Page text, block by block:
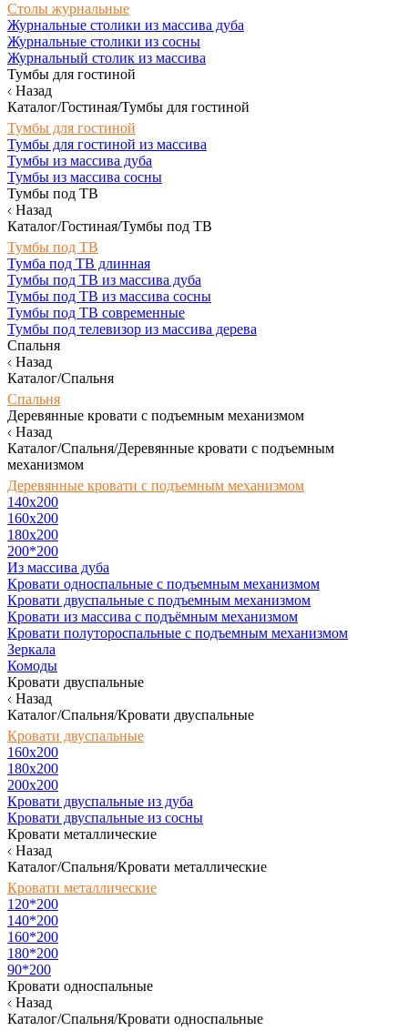
Столы журнальные
Журнальные столики из массива дуба
Журнальные столики из сосны
Журнальный столик из массива
Тумбы для гостиной
Назад
Каталог/Гостиная/Тумбы для гостиной
Тумбы для гостиной
Тумбы для гостиной из массива
Тумбы из массива дуба
Тумбы из массива сосны
Тумбы под ТВ
Назад
Каталог/Гостиная/Тумбы под ТВ
Тумбы под ТВ
Тумба под ТВ длинная
Тумбы под ТВ из массива дуба
Тумбы под ТВ из массива сосны
Тумбы под ТВ современные
Тумбы под телевизор из массива дерева
Спальня
Назад
Каталог/Спальня
Спальня
Деревянные кровати с подъемным механизмом
Назад
Каталог/Спальня/Деревянные кровати с подъемным
механизмом
Деревянные кровати с подъемным механизмом
140x200
160х200
180х200
200*200
Из массива дуба
Кровати односпальные с подъемным механизмом
Кровати двуспальные с подъемным механизмом
Кровати из массива с подъёмным механизмом
Кровати полутороспальные с подъемным механизмом
Зеркала
Комоды
Кровати двуспальные
Назад
Каталог/Спальня/Кровати двуспальные
Кровати двуспальные
160х200
180x200
200x200
Кровати двуспальные из дуба
Кровати двуспальные из сосны
Кровати металлические
Назад
Каталог/Спальня/Кровати металлические
Кровати металлические
120*200
140*200
160*200
180*200
90*200
Кровати односпальные
Назад
Каталог/Спальня/Кровати односпальные